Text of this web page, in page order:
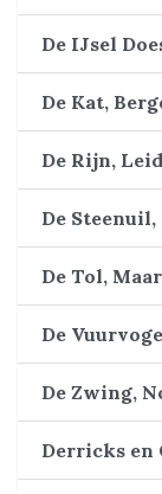
De IJsel
De Kat,
De Rijn,
De
De Tol,
De
De Zwing,
Derricks en